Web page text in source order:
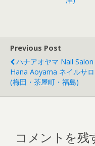
Previous Post
ハナアオヤマ Nail Salon
Hana Aoyama ネイルサ
(梅田・茶屋町・福島)
コメントを残